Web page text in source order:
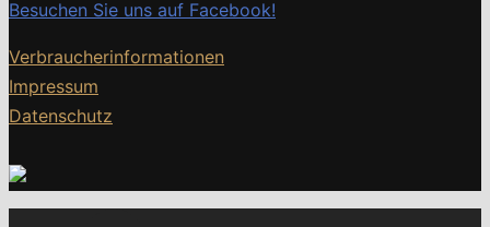
Besuchen Sie uns auf Facebook!
Verbraucherinformationen
Impressum
Datenschutz